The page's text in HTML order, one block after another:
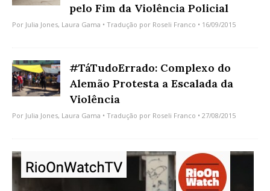
pelo Fim da Violência Policial
Por Julia Jones, Laura Gama • Tradução por Roseli Franco • 16/09/2015
#TáTudoErrado: Complexo do
Alemão Protesta a Escalada da
Violência
Por Julia Jones, Laura Gama • Tradução por Roseli Franco • 27/08/2015